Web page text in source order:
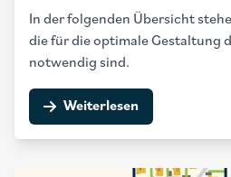
In der folgenden Übersicht
die für die optimale Gestaltung
notwendig sind.
Weiterlesen